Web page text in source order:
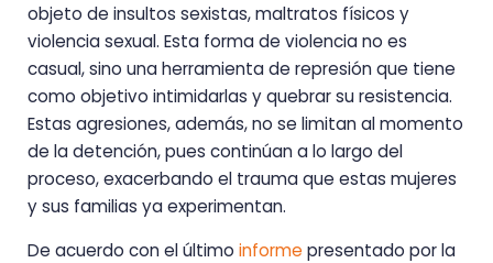
objeto de insultos sexistas, maltratos físicos y
violencia sexual. Esta forma de violencia no es
casual, sino una herramienta de represión que tiene
como objetivo intimidarlas y quebrar su resistencia.
Estas agresiones, además, no se limitan al momento
de la detención, pues continúan a lo largo del
proceso, exacerbando el trauma que estas mujeres
y sus familias ya experimentan.
De acuerdo con el último informe presentado por la